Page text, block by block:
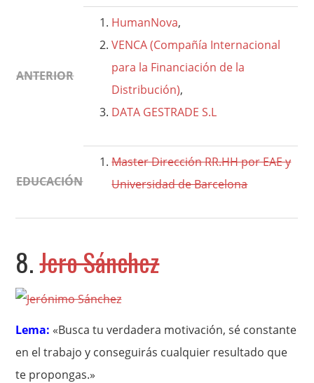
ANTERIOR
HumanNova,
VENCA (Compañía Internacional
para la Financiación de la
Distribución),
DATA GESTRADE S.L
EDUCACIÓN
Master Dirección RR.HH por EAE y
Universidad de Barcelona
8.Jero Sánchez
Lema: «Busca tu verdadera motivación, sé constante
en el trabajo y conseguirás cualquier resultado que
te propongas.»